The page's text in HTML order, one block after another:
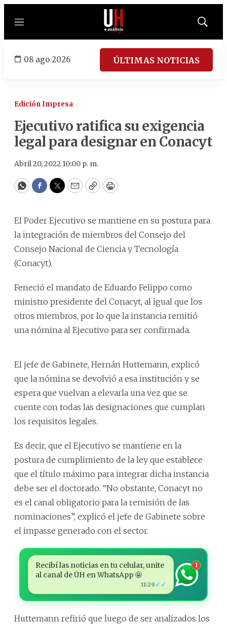
Menú
Mostrar
08 ago 2026 ÚLTIMAS NOTICIAS
Edición Impresa
Ejecutivo ratifica su exigencia
legal para designar en Conacyt
Abril 20, 2022 10:00 p. m.
WhatsApp
Facebook
Twitter
EmailCopyPrint
El Poder Ejecutivo se mantiene en su postura para
la integración de miembros del Consejo del
Consejo Nacional de Ciencia y Tecnología
(Conacyt).
Feneció el mandato de Eduardo Felippo como
ministro presidente del Conacyt, al igual que los
otros miembros, por lo que la instancia remitió
una nómina al Ejecutivo para ser confirmada.
El jefe de Gabinete, Hernán Huttemann, explicó
que la nómina se devolvió a esa institución y se
espera que vuelvan a elevarla una vez que se
cuente con todas las designaciones que cumplan
los requisitos legales.
Es decir, que el Ejecutivo se mantiene en la
postura de cumplimiento de la ley que establece
que el título máximo para integrar dicha instancia
debe ser el doctorado. “No obstante, Conacyt no
es el canal obligatorio para la remisión de las
nominaciones”, explicó el jefe de Gabinete sobre
el impasse generado con el sector.
Recibí las noticias en tu celular, unite
al canal de ÚH en WhatsApp 🤩
11:29 ✓✓
1
Huttemann refirió que luego de ser analizados los